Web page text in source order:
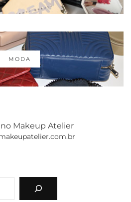
MODA
Makeup Atelier